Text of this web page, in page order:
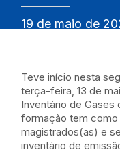
19 de maio de
Teve início nesta
terça-feira, 13 de
Inventário de Gases
formação tem
magistrados(as) e
inventário de